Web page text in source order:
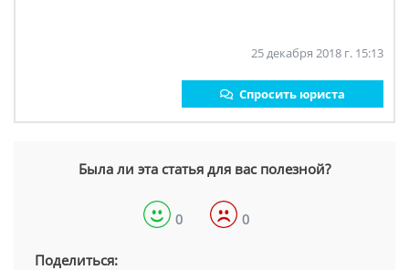
25 декабря 2018 г. 15:13
Спросить юриста
Была ли эта статья для вас полезной?
0 0
Поделиться: